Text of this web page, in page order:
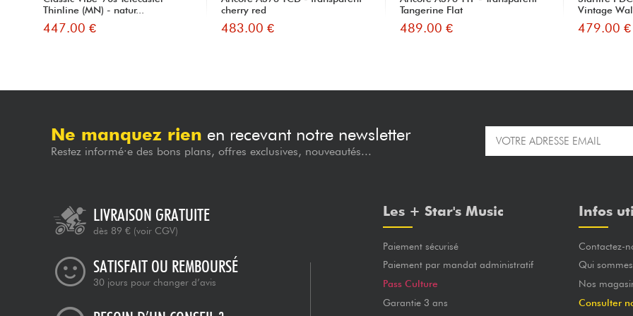
Thinline (MN) - natur...
447.00 €
cherry red
483.00 €
Tangerine Flat
489.00 €
Vintage
479.00 €
Ne manquez rien en recevant notre newsletter
Restez informé·e des bons plans, offres exclusives, nouveautés...
LIVRAISON GRATUITE
dès 89 € (voir CGV)
SATISFAIT OU REMBOURSÉ
30 jours pour changer d’avis
Les + Star's Music
Paiement sécurisé
Paiement par mandat administratif
Pass Culture
Garantie 3 ans
Infos
Contactez-
Qui
Nos
Consulter